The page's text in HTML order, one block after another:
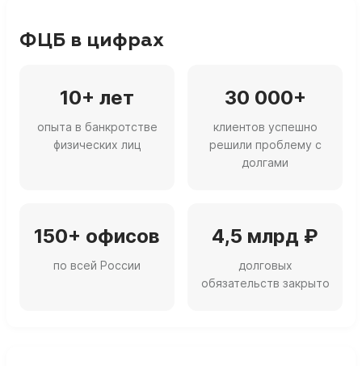
ФЦБ в цифрах
10+ лет
опыта в банкротстве
физических лиц
30 000+
клиентов успешно
решили проблему с
долгами
150+ офисов
по всей России
4,5 млрд ₽
долговых
обязательств закрыто